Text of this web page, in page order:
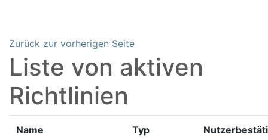
Zurück zur vorherigen Seite
Liste von aktiven
Richtlinien
Name Typ